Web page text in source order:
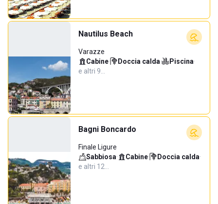
Nautilus Beach
Varazze
Cabine· Doccia calda· Piscina·
e altri 9…
Bagni Boncardo
Finale Ligure
Sabbiosa· Cabine· Doccia calda·
e altri 12…